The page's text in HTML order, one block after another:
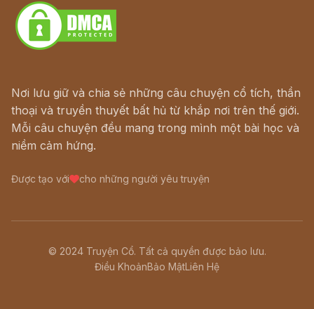
Nơi lưu giữ và chia sẻ những câu chuyện cổ tích, thần
thoại và truyền thuyết bất hủ từ khắp nơi trên thế giới.
Mỗi câu chuyện đều mang trong mình một bài học và
niềm cảm hứng.
Được tạo với cho những người yêu truyện
© 2024 Truyện Cổ. Tất cả quyền được bảo lưu.
Điều KhoảnBảo MậtLiên Hệ